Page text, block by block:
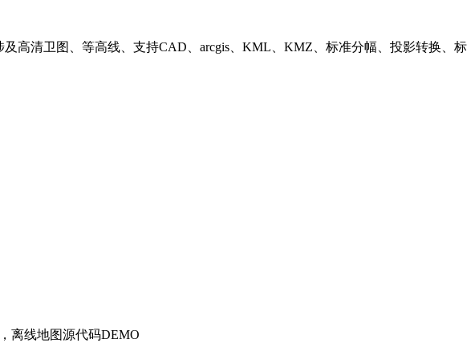
高清卫图、等高线、支持CAD、arcgis、KML、KMZ、标准分幅、投影转换、标
离线地图源代码DEMO